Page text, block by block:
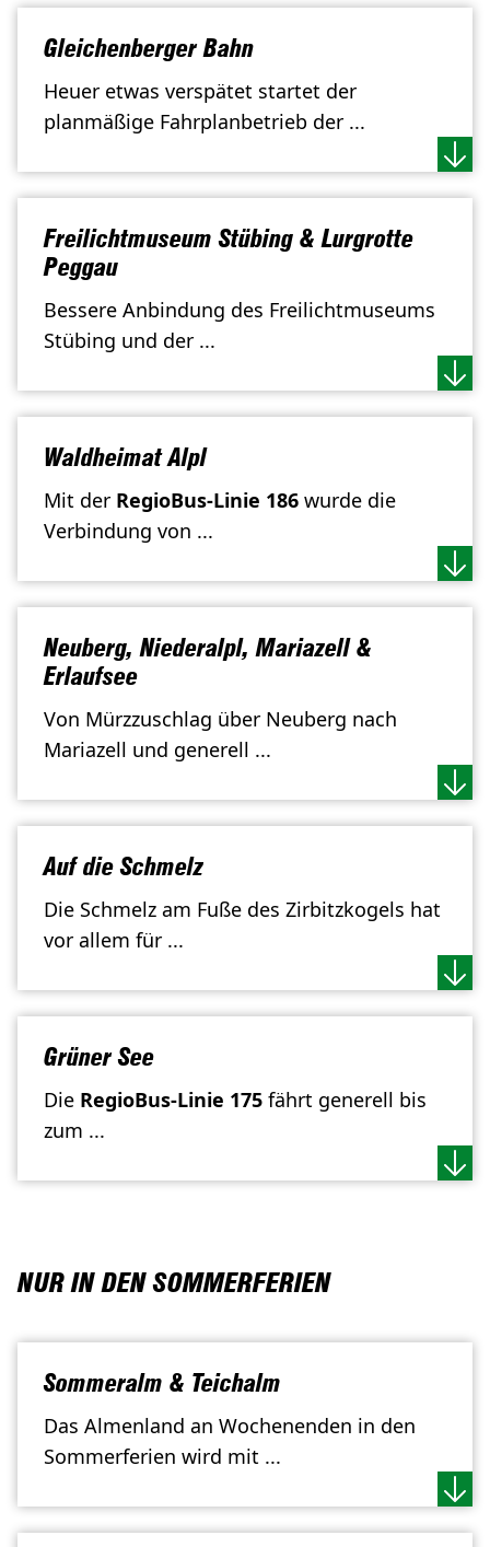
Gleichenberger Bahn
Heuer etwas verspätet startet der
planmäßige Fahrplanbetrieb der ...
Freilichtmuseum Stübing & Lurgrotte
Peggau
Bessere Anbindung des Freilichtmuseums
Stübing und der ...
Waldheimat Alpl
Mit der RegioBus-Linie 186 wurde die
Verbindung von ...
Neuberg, Niederalpl, Mariazell &
Erlaufsee
Von Mürzzuschlag über Neuberg nach
Mariazell und generell ...
Auf die Schmelz
Die Schmelz am Fuße des Zirbitzkogels hat
vor allem für ...
Grüner See
Die RegioBus-Linie 175 fährt generell bis
zum ...
NUR IN DEN SOMMERFERIEN
Sommeralm & Teichalm
Das Almenland an Wochenenden in den
Sommerferien wird mit ...